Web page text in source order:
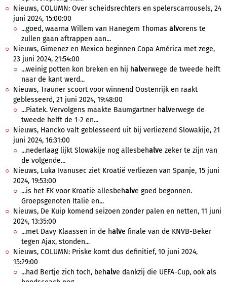
Nieuws, COLUMN: Over scheidsrechters en spelerscarrousels, 24
juni 2024, 15:00:00
...goed, waarna Willem van Hanegem Thomas alvorens te
zullen gaan aftrappen aan...
Nieuws, Gimenez en Mexico beginnen Copa América met zege,
23 juni 2024, 21:54:00
...weinig potten kon breken en hij halverwege de tweede helft
naar de kant werd...
Nieuws, Trauner scoort voor winnend Oostenrijk en raakt
geblesseerd, 21 juni 2024, 19:48:00
...Piatek. Vervolgens maakte Baumgartner halverwege de
tweede helft de 1-2 en...
Nieuws, Hancko valt geblesseerd uit bij verliezend Slowakije, 21
juni 2024, 16:31:00
...nederlaag lijkt Slowakije nog allesbehalve zeker te zijn van
de volgende...
Nieuws, Luka Ivanusec ziet Kroatië verliezen van Spanje, 15 juni
2024, 19:53:00
...is het EK voor Kroatië allesbehalve goed begonnen.
Groepsgenoten Italië en...
Nieuws, De Kuip komend seizoen zonder palen en netten, 11 juni
2024, 13:35:00
...met Davy Klaassen in de halve finale van de KNVB-Beker
tegen Ajax, stonden...
Nieuws, COLUMN: Priske komt dus definitief, 10 juni 2024,
15:29:00
...had Bertje zich toch, behalve dankzij die UEFA-Cup, ook als